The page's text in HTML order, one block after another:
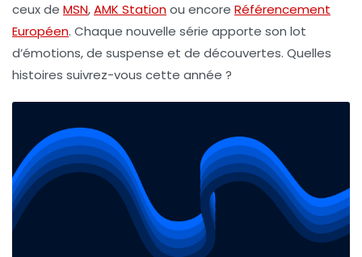
ceux de MSN,AMK Stationou encore Référencement
Européen. Chaque nouvelle série apporte son lot
d’émotions, de suspense et de découvertes. Quelles
histoires suivrez-vous cette année ?